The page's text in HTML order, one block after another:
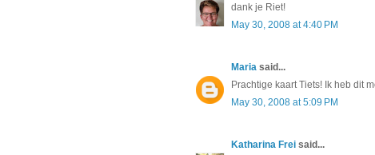
dank je Riet!
May 30, 2008 at 4:40 PM
Maria said...
Prachtige kaart Tiets! Ik heb dit
May 30, 2008 at 5:09 PM
Katharina Frei said...